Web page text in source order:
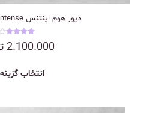
دیور هوم اینتنس Dior Homme Intense
نمره
4.00
2.100.000
انتخاب